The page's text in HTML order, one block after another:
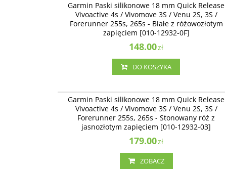
Garmin Paski silikonowe 18 mm Quick Release
Vivoactive 4s / Vivomove 3S / Venu 2S, 3S /
Forerunner 255s, 265s - Białe z różowozłotym
zapięciem [010-12932-0F]
148.00zł
DO KOSZYKA
Garmin Paski silikonowe 18 mm Quick Release
Vivoactive 4s / Vivomove 3S / Venu 2S, 3S /
Forerunner 255s, 265s - Stonowany róż z
jasnozłotym zapięciem [010-12932-03]
179.00zł
ZOBACZ